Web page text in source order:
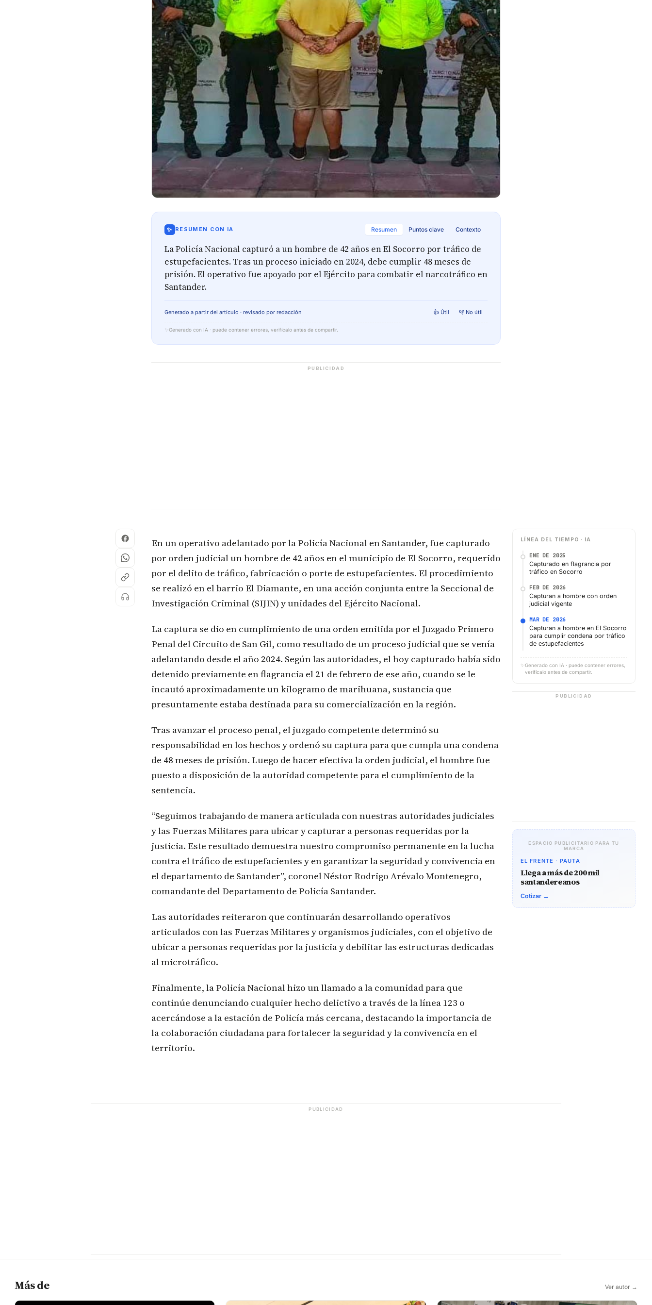
✨ RESUMEN CON IA Resumen Puntos clave Contexto
La Policía Nacional capturó a un hombre de 42 años en El Socorro por tráfico de
estupefacientes. Tras un proceso iniciado en 2024, debe cumplir 48 meses de
prisión. El operativo fue apoyado por el Ejército para combatir el narcotráfico en
Santander.
Generado a partir del artículo · revisado por redacción 👍 Útil 👎 No útil
✨ Generado con IA · puede contener errores, verifícalo antes de compartir.
PUBLICIDAD
En un operativo adelantado por la Policía Nacional en Santander, fue capturado
por orden judicial un hombre de 42 años en el municipio de El Socorro, requerido
por el delito de tráfico, fabricación o porte de estupefacientes. El procedimiento
se realizó en el barrio El Diamante, en una acción conjunta entre la Seccional de
Investigación Criminal (SIJIN) y unidades del Ejército Nacional.
La captura se dio en cumplimiento de una orden emitida por el Juzgado Primero
Penal del Circuito de San Gil, como resultado de un proceso judicial que se venía
adelantando desde el año 2024. Según las autoridades, el hoy capturado había sido
detenido previamente en flagrancia el 21 de febrero de ese año, cuando se le
incautó aproximadamente un kilogramo de marihuana, sustancia que
presuntamente estaba destinada para su comercialización en la región.
Tras avanzar el proceso penal, el juzgado competente determinó su
responsabilidad en los hechos y ordenó su captura para que cumpla una condena
de 48 meses de prisión. Luego de hacer efectiva la orden judicial, el hombre fue
puesto a disposición de la autoridad competente para el cumplimiento de la
sentencia.
“Seguimos trabajando de manera articulada con nuestras autoridades judiciales
y las Fuerzas Militares para ubicar y capturar a personas requeridas por la
justicia. Este resultado demuestra nuestro compromiso permanente en la lucha
contra el tráfico de estupefacientes y en garantizar la seguridad y convivencia en
el departamento de Santander”, coronel Néstor Rodrigo Arévalo Montenegro,
comandante del Departamento de Policía Santander.
Las autoridades reiteraron que continuarán desarrollando operativos
articulados con las Fuerzas Militares y organismos judiciales, con el objetivo de
ubicar a personas requeridas por la justicia y debilitar las estructuras dedicadas
al microtráfico.
Finalmente, la Policía Nacional hizo un llamado a la comunidad para que
continúe denunciando cualquier hecho delictivo a través de la línea 123 o
acercándose a la estación de Policía más cercana, destacando la importancia de
la colaboración ciudadana para fortalecer la seguridad y la convivencia en el
territorio.
LÍNEA DEL TIEMPO · IA
ENE DE 2025
Capturado en flagrancia por
tráfico en Socorro
FEB DE 2026
Capturan a hombre con orden
judicial vigente
MAR DE 2026
Capturan a hombre en El Socorro
para cumplir condena por tráfico
de estupefacientes
✨ Generado con IA · puede contener errores,
verifícalo antes de compartir.
PUBLICIDAD
ESPACIO PUBLICITARIO PARA TU
MARCA
EL FRENTE · PAUTA
Llega a más de 200 mil
santandereanos
Cotizar →
PUBLICIDAD
Más de Ver autor →